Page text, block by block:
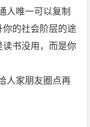
人唯一可以复制
你的社会阶层的途
书没用，而是你
人家朋友圈点再